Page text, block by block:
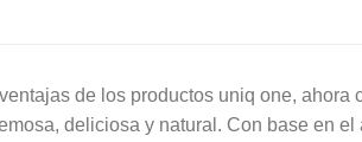
de los productos uniq one, ahora
deliciosa y natural. Con base en